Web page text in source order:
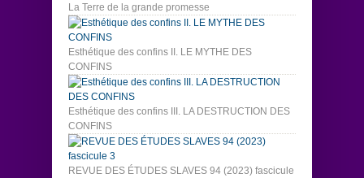
La Terre de la grande promesse
Esthétique des confins II. LE MYTHE DES
CONFINS
Esthétique des confins III. LA DESTRUCTION DES
CONFINS
REVUE DES ÉTUDES SLAVES 94 (2023) fascicule